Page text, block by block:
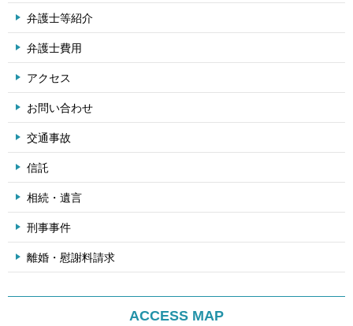
弁護士等紹介
弁護士費用
アクセス
お問い合わせ
交通事故
信託
相続・遺言
刑事事件
離婚・慰謝料請求
ACCESS MAP